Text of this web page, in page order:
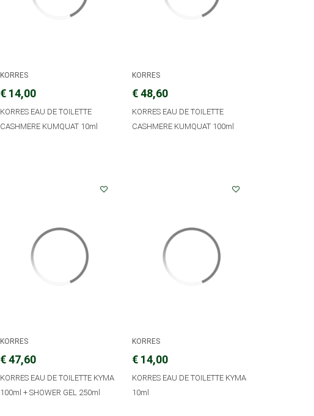
KORRES
€ 14,00
KORRES EAU DE TOILETTE
CASHMERE KUMQUAT 10ml
KORRES
€ 48,60
KORRES EAU DE TOILETTE
CASHMERE KUMQUAT 100ml
KORRES
€ 47,60
KORRES EAU DE TOILETTE KYMA
100ml + SHOWER GEL 250ml
KORRES
€ 14,00
KORRES EAU DE TOILETTE KYMA
10ml